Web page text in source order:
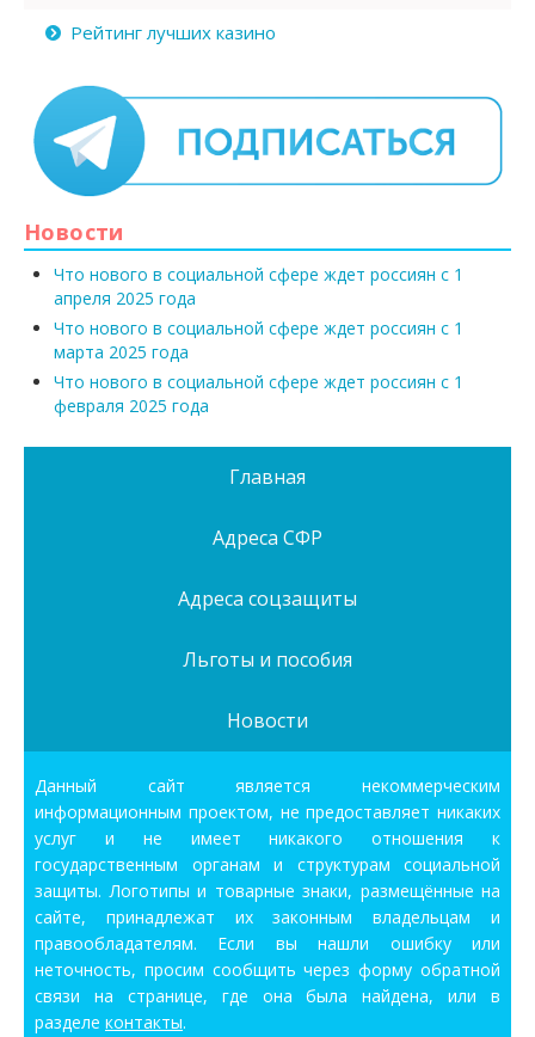
Рейтинг лучших казино
Новости
Что нового в социальной сфере ждет россиян с 1
апреля 2025 года
Что нового в социальной сфере ждет россиян с 1
марта 2025 года
Что нового в социальной сфере ждет россиян с 1
февраля 2025 года
Главная
Адреса СФР
Адреса соцзащиты
Льготы и пособия
Новости
Данный сайт является некоммерческим
информационным проектом, не предоставляет никаких
услуг и не имеет никакого отношения к
государственным органам и структурам социальной
защиты. Логотипы и товарные знаки, размещённые на
сайте, принадлежат их законным владельцам и
правообладателям. Если вы нашли ошибку или
неточность, просим сообщить через форму обратной
связи на странице, где она была найдена, или в
разделе контакты.